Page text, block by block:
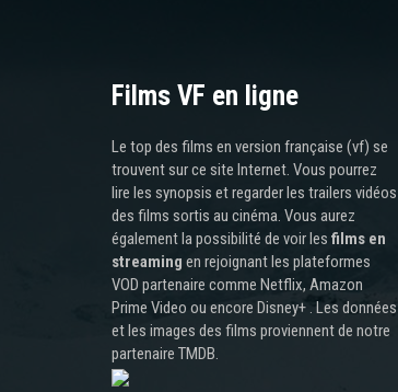
Films VF en ligne
Le top des films en version française (vf) se
trouvent sur ce site Internet. Vous pourrez
lire les synopsis et regarder les trailers vidéos
des films sortis au cinéma. Vous aurez
également la possibilité de voir les films en
streaming en rejoignant les plateformes
VOD partenaire comme Netflix, Amazon
Prime Video ou encore Disney+ . Les données
et les images des films proviennent de notre
partenaire TMDB.